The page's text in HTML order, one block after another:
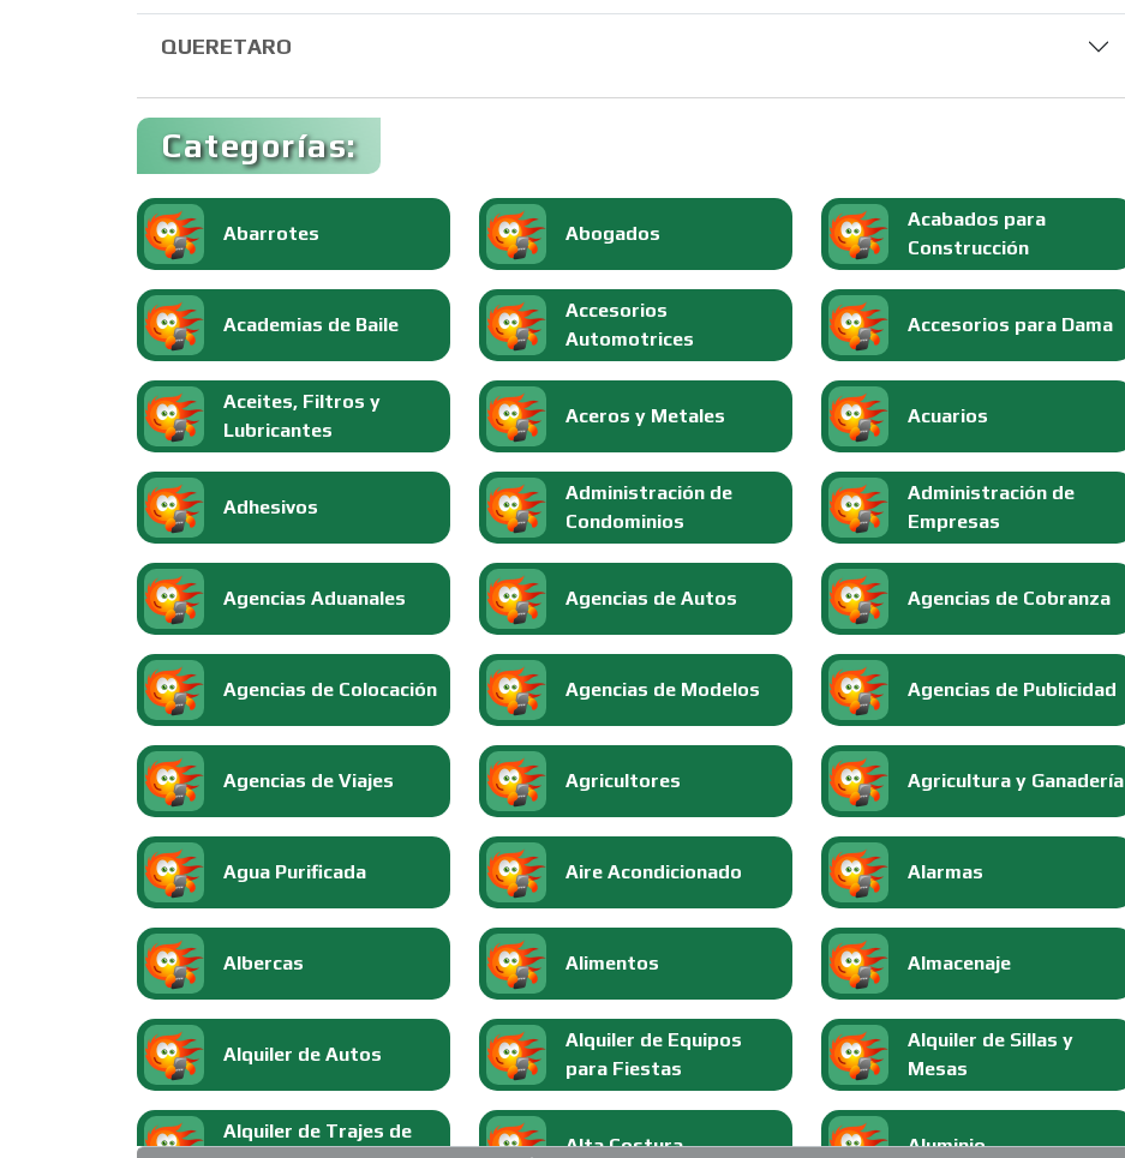
QUERETARO
Categorías:
Abarrotes Abogados
Acabados para
Construcción
Academias de Baile
Accesorios
Automotrices
Accesorios para Dama
Aceites, Filtros y
Lubricantes
Aceros y Metales Acuarios
Adhesivos
Administración de
Condominios
Administración de
Empresas
Agencias Aduanales Agencias de Autos Agencias de Cobranza
Agencias de Colocación Agencias de Modelos Agencias de Publicidad
Agencias de Viajes Agricultores Agricultura y Ganadería
Agua Purificada Aire Acondicionado Alarmas
Albercas Alimentos Almacenaje
Alquiler de Autos
Alquiler de Equipos
para Fiestas
Alquiler de Sillas y
Mesas
Alquiler de Trajes de
Alta Costura Aluminio